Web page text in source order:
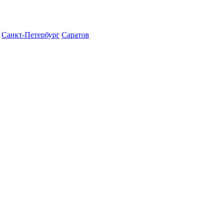
Санкт-Петербург Саратов